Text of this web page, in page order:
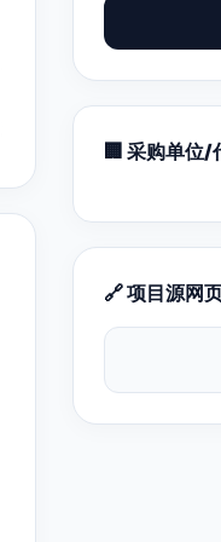
🏢 采购单位/
🔗 项目源网